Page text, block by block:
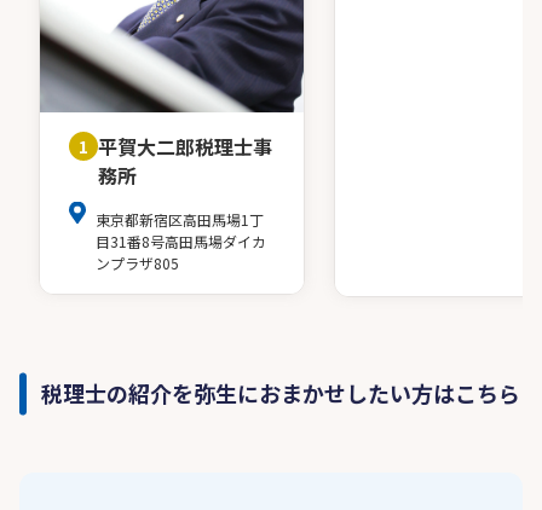
1 平賀大二郎税理士事
務所
東京都新宿区高田馬場1丁
目31番8号高田馬場ダイカ
ンプラザ805
税理士の紹介を弥生におまかせしたい方はこちら